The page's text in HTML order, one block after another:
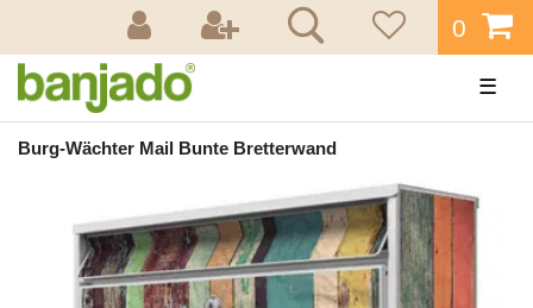
0
☰
Burg-Wächter Mail Bunte Bretterwand